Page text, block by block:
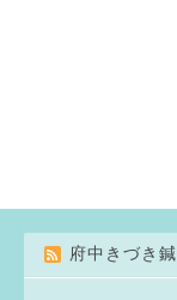
府中きづき